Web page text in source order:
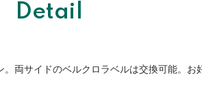
Detail
両サイドのベルクロラベルは交換可能。お